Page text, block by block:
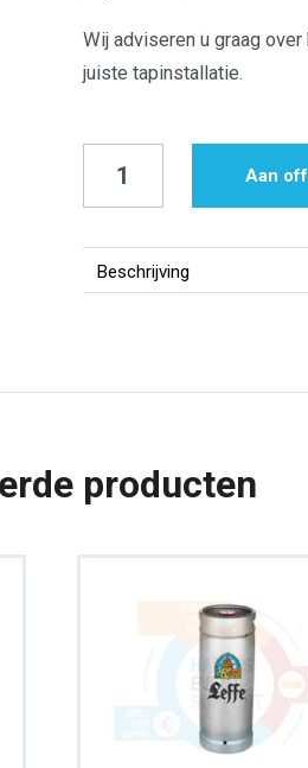
Wij adviseren u graag
juiste tapinstallatie.
30
Aan
Beschrijving
producten